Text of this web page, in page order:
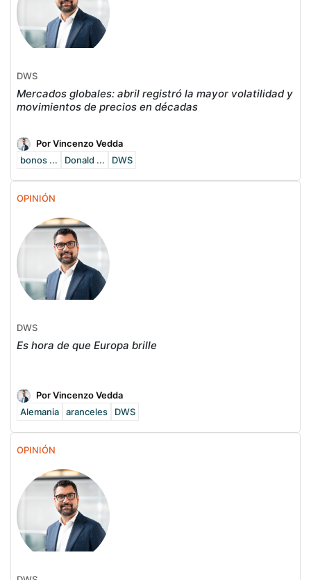
DWS
Mercados globales: abril registró la mayor volatilidad y
movimientos de precios en décadas
Por Vincenzo Vedda
bonos ...
Donald ... DWS
OPINIÓN
DWS
Es hora de que Europa brille
Por Vincenzo Vedda
Alemania
aranceles DWS
OPINIÓN